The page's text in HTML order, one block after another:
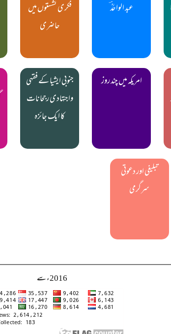
عبد الواحدؒ ؔ
فکری نشستوں میں
حاضری
امریکہ میں چند روز
جنوبی ایشیا کے فقہی
واجتہادی رجحانات
کا ایک جائزہ
تبلیغی اور دعوتی
سرگرمی
2016ء سے